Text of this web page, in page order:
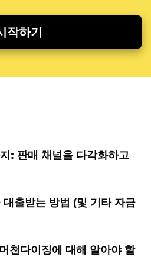
작하기
: 판매 채널을 다각화하고
출받는 방법 (및 기타 자금
천다이징에 대해 알아야 할